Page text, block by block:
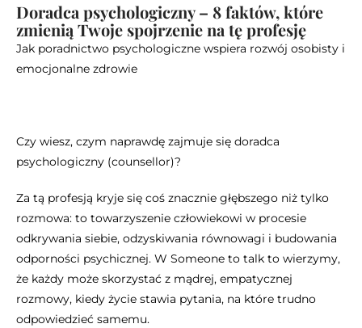
Doradca psychologiczny – 8 faktów, które
zmienią Twoje spojrzenie na tę profesję
Jak poradnictwo psychologiczne wspiera rozwój osobisty i
emocjonalne zdrowie
Czy wiesz, czym naprawdę zajmuje się doradca
psychologiczny (counsellor)?
Za tą profesją kryje się coś znacznie głębszego niż tylko
rozmowa: to towarzyszenie człowiekowi w procesie
odkrywania siebie, odzyskiwania równowagi i budowania
odporności psychicznej. W Someone to talk to wierzymy,
że każdy może skorzystać z mądrej, empatycznej
rozmowy, kiedy życie stawia pytania, na które trudno
odpowiedzieć samemu.